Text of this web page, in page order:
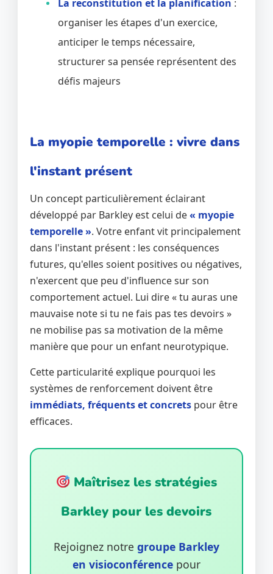
La reconstitution et la planification :
organiser les étapes d'un exercice,
anticiper le temps nécessaire,
structurer sa pensée représentent des
défis majeurs
La myopie temporelle : vivre dans
l'instant présent
Un concept particulièrement éclairant
développé par Barkley est celui de« myopie
temporelle ». Votre enfant vit principalement
dans l'instant présent : les conséquences
futures, qu'elles soient positives ou négatives,
n'exercent que peu d'influence sur son
comportement actuel. Lui dire « tu auras une
mauvaise note si tu ne fais pas tes devoirs »
ne mobilise pas sa motivation de la même
manière que pour un enfant neurotypique.
Cette particularité explique pourquoi les
systèmes de renforcement doivent être
immédiats, fréquents et concrets pour être
efficaces.
Maîtrisez les stratégies
Barkley pour les devoirs
Rejoignez notre groupe Barkley
en visioconférencepour